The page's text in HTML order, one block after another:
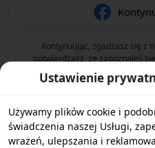
Kontynuując, zgadzasz się z
potwierdzasz, że zapoznałeś
Ustawienie
Używamy plików cookie i
świadczenia naszej Usługi,
wrażeń, ulepszania i